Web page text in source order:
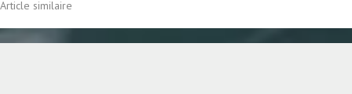
Article similaire